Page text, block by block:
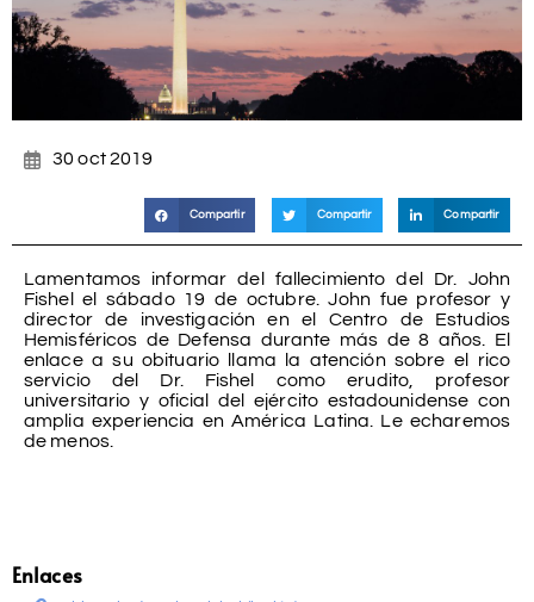
30 oct 2019
Compartir Compartir Compartir
Lamentamos informar del fallecimiento del Dr. John
Fishel el sábado 19 de octubre. John fue profesor y
director de investigación en el Centro de Estudios
Hemisféricos de Defensa durante más de 8 años. El
enlace a su obituario llama la atención sobre el rico
servicio del Dr. Fishel como erudito, profesor
universitario y oficial del ejército estadounidense con
amplia experiencia en América Latina. Le echaremos
de menos.
Enlaces